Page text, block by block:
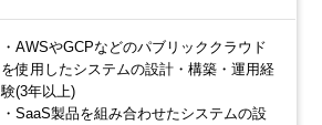
・AWSやGCPなどのパブリッククラウド
を使用したシステムの設計・構築・運用経
験(3年以上)
・SaaS製品を組み合わせたシステムの設